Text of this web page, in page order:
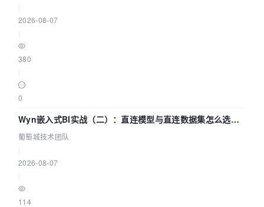
2026-08-07
380
0
Wyn嵌入式BI实战（二）：直连模型与直连数据集怎么选，
参数为什么不生效？| 葡萄城技术团队
葡萄城技术团队
2026-08-07
114